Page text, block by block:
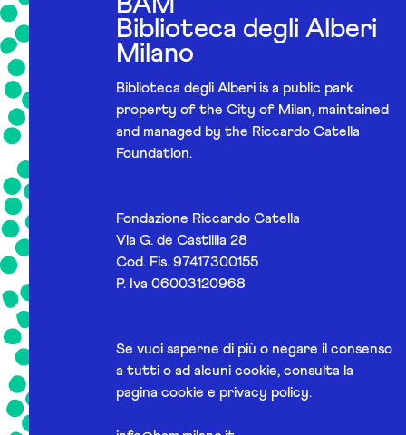
Biblioteca degli Alberi
Milano
Biblioteca degli Alberi is a public park
property of the City of Milan, maintained
and managed by the Riccardo Catella
Foundation.
Fondazione Riccardo Catella
Via G. de Castillia 28
Cod. Fis. 97417300155
P. Iva 06003120968
Se vuoi saperne di più o negare il consenso
a tutti o ad alcuni cookie, consulta la
pagina cookie e privacy policy.